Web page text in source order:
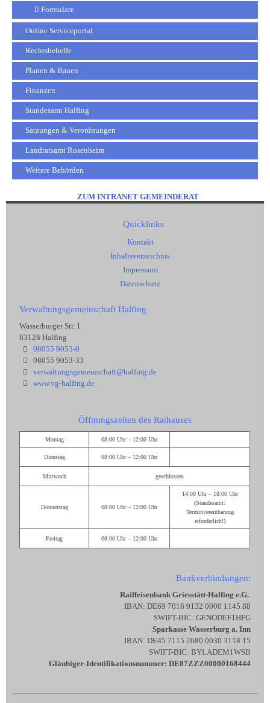
Formulare
Online Serviceportal
Rechtsbehelfe
Planen & Bauen
Finanzen
Standesamt Halfing
Satzungen & Verordnungen
Landratsamt Rosenheim
Weitere Behörden
ZUM INTRANET GEMEINDERAT
Quicklinks
Kontakt
Inhaltsverzeichnis
Impressum
Datenschutz
Verwaltungsgemeinschaft Halfing
Wasserburger Str. 1
83128 Halfing
08055 9053-0
08055 9053-33
verwaltungsgemeinschaft@halfing.de
www.vg-halfing.de
Öffnungszeiten des Rathauses
Montag 08:00 Uhr – 12:00 Uhr
Dienstag 08:00 Uhr – 12:00 Uhr
Mittwoch geschlossen
Donnerstag 08:00 Uhr – 12:00 Uhr
14:00 Uhr – 18:00 Uhr
(Standesamt:
Terminvereinbarung
erforderlich!)
Freitag 08:00 Uhr – 12:00 Uhr
Bankverbindungen:
Raiffeisenbank Griesstätt-Halfing e.G.
IBAN: DE69 7016 9132 0000 1145 88
SWIFT-BIC: GENODEF1HFG
Sparkasse Wasserburg a. Inn
IBAN: DE45 7115 2680 0030 3118 15
SWIFT-BIC: BYLADEM1WSB
Gläubiger-Identifikationsnummer: DE87ZZZ00000168444